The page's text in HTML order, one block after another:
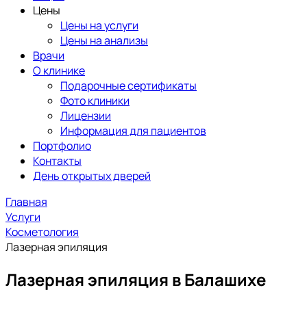
Цены
Цены на услуги
Цены на анализы
Врачи
О клинике
Подарочные сертификаты
Фото клиники
Лицензии
Информация для пациентов
Портфолио
Контакты
День открытых дверей
Главная
Услуги
Косметология
Лазерная эпиляция
Лазерная эпиляция в Балашихе